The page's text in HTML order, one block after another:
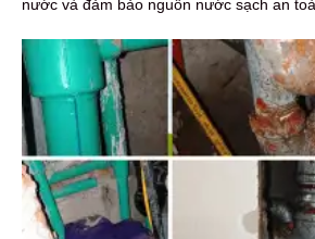
nước và đảm bảo nguồn nước sạch an